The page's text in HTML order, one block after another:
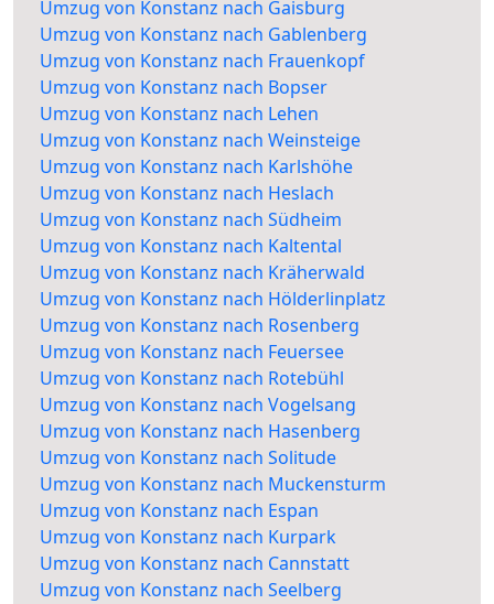
Umzug von Konstanz nach Gaisburg
Umzug von Konstanz nach Gablenberg
Umzug von Konstanz nach Frauenkopf
Umzug von Konstanz nach Bopser
Umzug von Konstanz nach Lehen
Umzug von Konstanz nach Weinsteige
Umzug von Konstanz nach Karlshöhe
Umzug von Konstanz nach Heslach
Umzug von Konstanz nach Südheim
Umzug von Konstanz nach Kaltental
Umzug von Konstanz nach Kräherwald
Umzug von Konstanz nach Hölderlinplatz
Umzug von Konstanz nach Rosenberg
Umzug von Konstanz nach Feuersee
Umzug von Konstanz nach Rotebühl
Umzug von Konstanz nach Vogelsang
Umzug von Konstanz nach Hasenberg
Umzug von Konstanz nach Solitude
Umzug von Konstanz nach Muckensturm
Umzug von Konstanz nach Espan
Umzug von Konstanz nach Kurpark
Umzug von Konstanz nach Cannstatt
Umzug von Konstanz nach Seelberg